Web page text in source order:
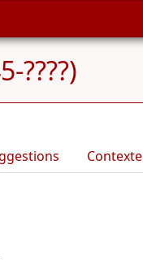
????)
Contexte